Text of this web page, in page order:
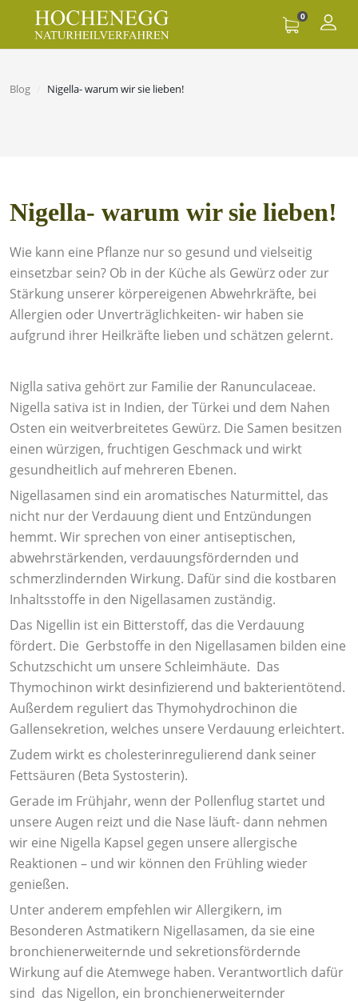
0
Blog Nigella- warum wir sie lieben!
Nigella- warum wir sie lieben!
Wie kann eine Pflanze nur so gesund und vielseitig
einsetzbar sein? Ob in der Küche als Gewürz oder zur
Stärkung unserer körpereigenen Abwehrkräfte, bei
Allergien oder Unverträglichkeiten- wir haben sie
aufgrund ihrer Heilkräfte lieben und schätzen gelernt.
Niglla sativa gehört zur Familie der Ranunculaceae.
Nigella sativa ist in Indien, der Türkei und dem Nahen
Osten ein weitverbreitetes Gewürz. Die Samen besitzen
einen würzigen, fruchtigen Geschmack und wirkt
gesundheitlich auf mehreren Ebenen.
Nigellasamen sind ein aromatisches Naturmittel, das
nicht nur der Verdauung dient und Entzündungen
hemmt. Wir sprechen von einer antiseptischen,
abwehrstärkenden, verdauungsfördernden und
schmerzlindernden Wirkung. Dafür sind die kostbaren
Inhaltsstoffe in den Nigellasamen zuständig.
Das Nigellin ist ein Bitterstoff, das die Verdauung
fördert. Die Gerbstoffe in den Nigellasamen bilden eine
Schutzschicht um unsere Schleimhäute. Das
Thymochinon wirkt desinfizierend und bakterientötend.
Außerdem reguliert das Thymohydrochinon die
Gallensekretion, welches unsere Verdauung erleichtert.
Zudem wirkt es cholesterinregulierend dank seiner
Fettsäuren (Beta Systosterin).
Gerade im Frühjahr, wenn der Pollenflug startet und
unsere Augen reizt und die Nase läuft- dann nehmen
wir eine Nigella Kapsel gegen unsere allergische
Reaktionen – und wir können den Frühling wieder
genießen.
Unter anderem empfehlen wir Allergikern, im
Besonderen Astmatikern Nigellasamen, da sie eine
bronchienerweiternde und sekretionsfördernde
Wirkung auf die Atemwege haben. Verantwortlich dafür
sind das Nigellon, ein bronchienerweiternder